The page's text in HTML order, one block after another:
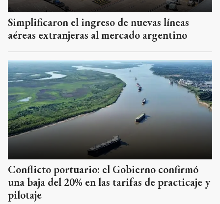
Simplificaron el ingreso de nuevas líneas
aéreas extranjeras al mercado argentino
Conflicto portuario: el Gobierno confirmó
una baja del 20% en las tarifas de practicaje y
pilotaje